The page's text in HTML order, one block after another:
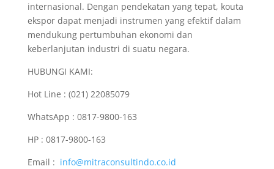
internasional. Dengan pendekatan yang tepat, kouta
ekspor dapat menjadi instrumen yang efektif dalam
mendukung pertumbuhan ekonomi dan
keberlanjutan industri di suatu negara.
HUBUNGI KAMI:
Hot Line : (021) 22085079
WhatsApp : 0817-9800-163
HP : 0817-9800-163
Email : info@mitraconsultindo.co.id